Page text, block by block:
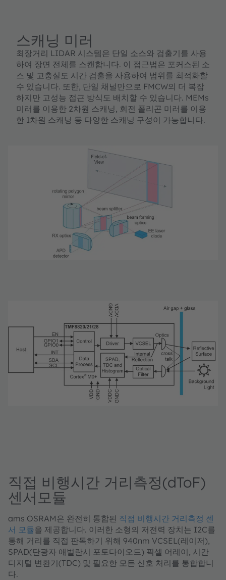
스캐닝 미러
최장거리 LIDAR 시스템은 단일 소스와 검출기를 사용
하여 장면 전체를 스캔합니다. 이 접근법은 포커스된 소
스 및 고충실도 시간 검출을 사용하여 범위를 최적화할
수 있습니다. 또한, 단일 채널만으로 FMCW의 더 복잡
하지만 고성능 접근 방식도 배치할 수 있습니다. MEMs
미러를 이용한 2차원 스캐닝, 회전 폴리곤 미러를 이용
한 1차원 스캐닝 등 다양한 스캐닝 구성이 가능합니다.
직접 비행시간 거리측정(dToF)
센서모듈
ams OSRAM은 완전히 통합된 직접 비행시간 거리측정 센
서 모듈을 제공합니다. 이러한 소형의 저전력 장치는 I2C를
통해 거리를 직접 판독하기 위해 940nm VCSEL(레이저),
SPAD(단광자 애벌란시 포토다이오드) 픽셀 어레이, 시간
디지털 변환기(TDC) 및 필요한 모든 신호 처리를 통합합니
다.